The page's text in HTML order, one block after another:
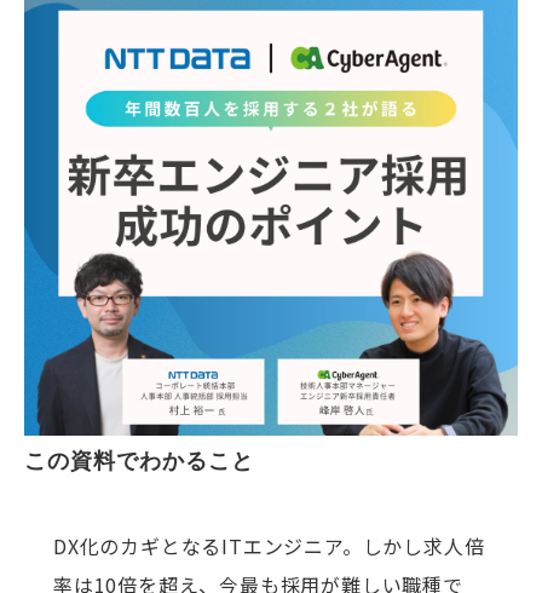
この資料でわかること
DX化のカギとなるITエンジニア。しかし求人倍
率は10倍を超え、今最も採用が難しい職種で